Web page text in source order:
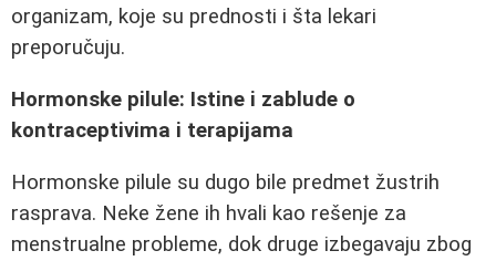
organizam, koje su prednosti i šta lekari
preporučuju.
Hormonske pilule: Istine i zablude o
kontraceptivima i terapijama
Hormonske pilule su dugo bile predmet žustrih
rasprava. Neke žene ih hvali kao rešenje za
menstrualne probleme, dok druge izbegavaju zbog